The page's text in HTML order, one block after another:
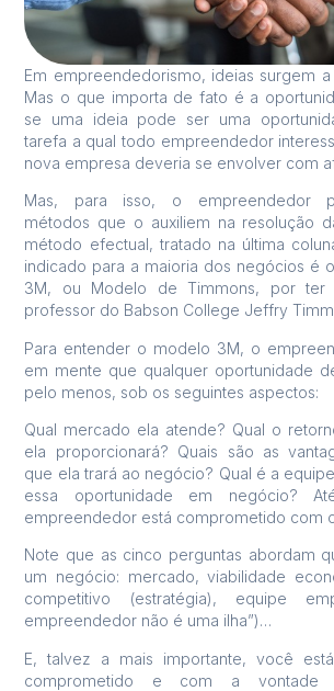
Em empreendedorismo, ideias surgem
Mas o que importa de fato é a
se uma ideia pode ser uma
tarefa a qual todo empreendedor
nova empresa deveria se envolver com
Mas, para isso, o empreendedor
métodos que o auxiliem na resolução
método efectual, tratado na última
indicado para a maioria dos negócios é
3M, ou Modelo de Timmons, por ter
professor do Babson College Jeffry
Para entender o modelo 3M, o
em mente que qualquer oportunidade
pelo menos, sob os seguintes aspectos:
Qual mercado ela atende? Qual o
ela proporcionará? Quais são as
que ela trará ao negócio? Qual é a
essa oportunidade em negócio?
empreendedor está comprometido com
Note que as cinco perguntas abordam
um negócio: mercado, viabilidade
competitivo (estratégia), equipe
empreendedor não é uma ilha”)…
E, talvez a mais importante, você
comprometido e com a vontade